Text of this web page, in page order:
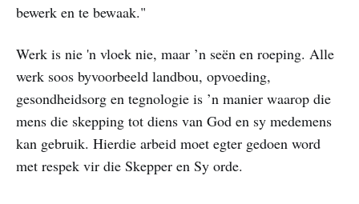
bewerk en te bewaak."
Werk is nie 'n vloek nie, maar ’n seën en roeping. Alle
werk soos byvoorbeeld landbou, opvoeding,
gesondheidsorg en tegnologie is ’n manier waarop die
mens die skepping tot diens van God en sy medemens
kan gebruik. Hierdie arbeid moet egter gedoen word
met respek vir die Skepper en Sy orde.